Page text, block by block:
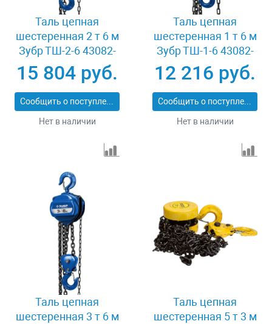
Таль цепная
шестеренная 2 т 6 м
Зубр ТШ-2-6 43082-
2_z01
15 804 руб.
Сообщить о поступлении
Нет в наличии
Таль цепная
шестеренная 1 т 6 м
Зубр ТШ-1-6 43082-
1_z01
12 216 руб.
Сообщить о поступлении
Нет в наличии
Таль цепная
шестеренная 3 т 6 м
Таль цепная
шестеренная 5 т 3 м